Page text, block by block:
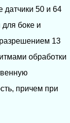
датчики 50 и 64
боке и
13
обработки
причем при